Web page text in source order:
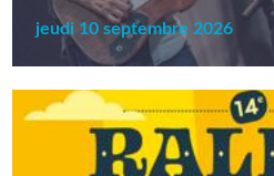
jeudi 10 septembre 2026